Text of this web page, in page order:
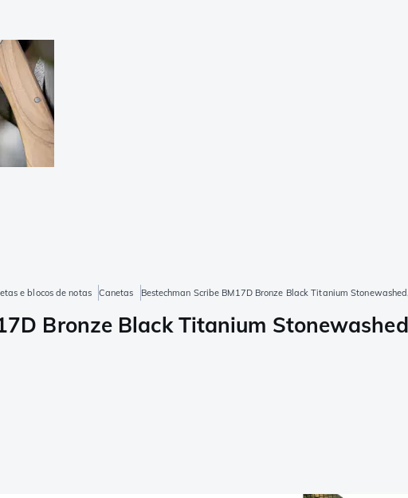
e blocos de notas Canetas Bestechman Scribe BM17D Bronze Black Titanium
Bronze Black Titanium